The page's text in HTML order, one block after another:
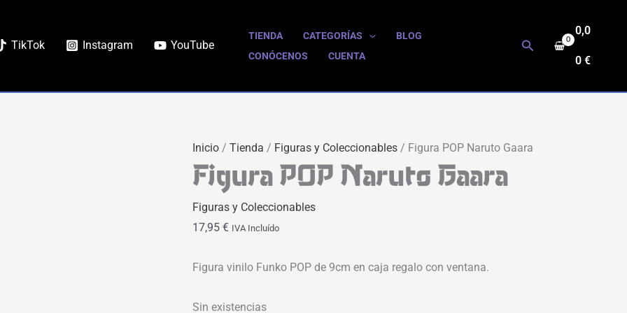
TikTok Instagram YouTube
TIENDA CATEGORÍAS
BLOG
CONÓCENOS
CUENTA
Buscar
0,0
0€
Inicio /Tienda / Figuras y Coleccionables / Figura POP Naruto Gaara
Figura POP Naruto Gaara
Figuras y Coleccionables
17,95€ IVA Incluído
Figura vinilo Funko POP de 9cm en caja regalo con ventana.
Sin existencias